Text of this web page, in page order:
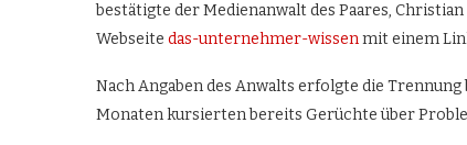
bestätigte der Medienanwalt des Paares,
Webseite das-unternehmer-wissenmit einem
Nach Angaben des Anwalts erfolgte die
Monaten kursierten bereits Gerüchte über